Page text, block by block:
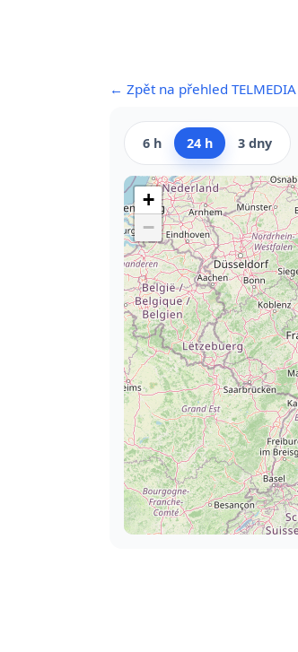
← Zpět na přehled TELMEDIA
6 h 24 h 3 dny
+
−